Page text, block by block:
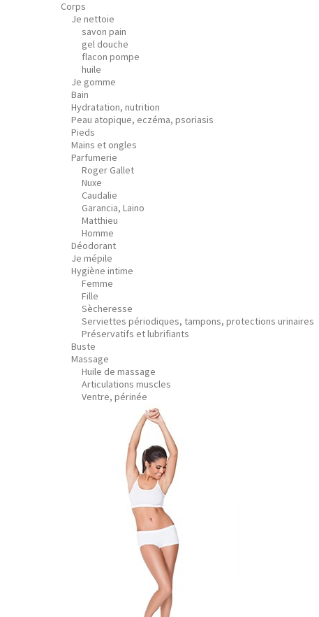
Corps
Je nettoie
savon pain
gel douche
flacon pompe
huile
Je gomme
Bain
Hydratation, nutrition
Peau atopique, eczéma, psoriasis
Pieds
Mains et ongles
Parfumerie
Roger Gallet
Nuxe
Caudalie
Garancia, Laino
Matthieu
Homme
Déodorant
Je mépile
Hygiène intime
Femme
Fille
Sècheresse
Serviettes périodiques, tampons, protections urinaires
Préservatifs et lubrifiants
Buste
Massage
Huile de massage
Articulations muscles
Ventre, périnée